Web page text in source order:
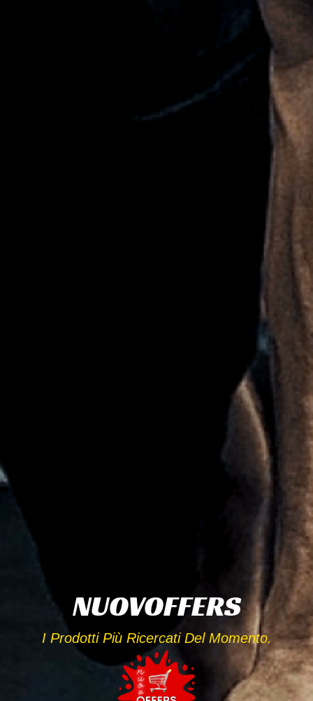
NUOVOFFERS
I Prodotti Più Ricercati Del Momento.